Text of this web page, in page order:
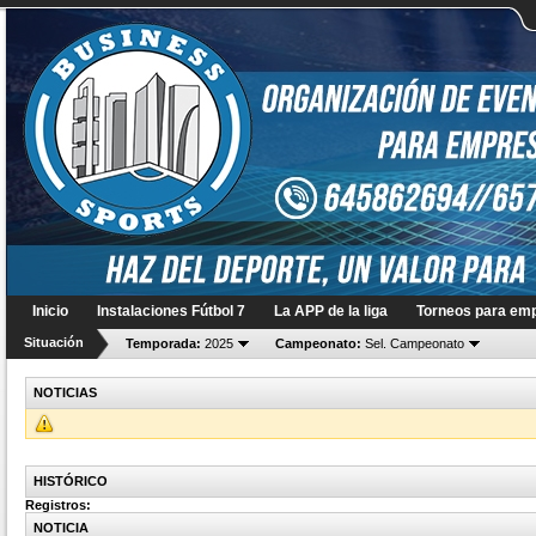
Inicio Instalaciones Fútbol 7 La APP de la liga Torneos para
Situación Temporada: 2025 Campeonato: Sel. Campeonato
NOTICIAS
HISTÓRICO
Registros:
NOTICIA